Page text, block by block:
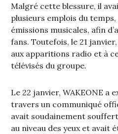
Malgré cette blessure, il
plusieurs emplois du
émissions musicales, afin
fans. Toutefois, le 21
aux apparitions radio et à
télévisés du groupe.
Le 22 janvier, WAKEONE a
travers un communiqué
avait soudainement
au niveau des yeux et avait